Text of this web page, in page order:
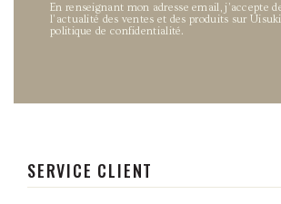
SERVICE CLIENT
En renseignant mon adresse email, j’accepte
l’actualité des ventes et des produits sur
politique de confidentialité.